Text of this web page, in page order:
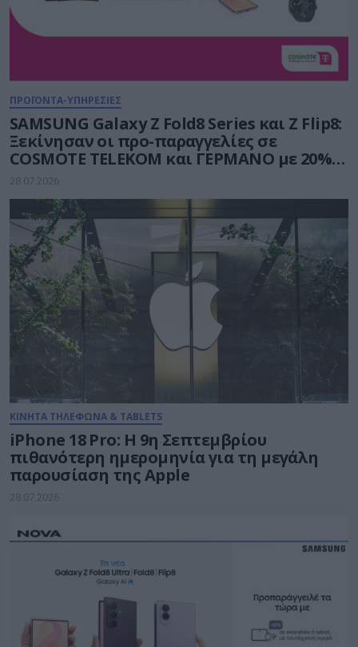
ΠΡΟΪΟΝΤΑ-ΥΠΗΡΕΣΙΕΣ
SAMSUNG Galaxy Z Fold8 Series και Ζ Flip8:
Ξεκίνησαν οι προ-παραγγελίες σε
COSMOTE TELEKOM και ΓΕΡΜΑΝΟ με 20%
payzy cashback
28.07.2026
ΚΙΝΗΤΑ ΤΗΛΕΦΩΝΑ & TABLETS
iPhone 18 Pro: H 9η Σεπτεμβρίου
πιθανότερη ημερομηνία για τη μεγάλη
παρουσίαση της Apple
28.07.2026